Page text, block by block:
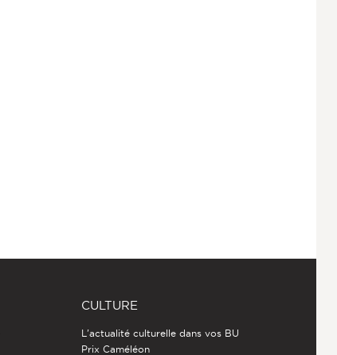
CULTURE
L'actualité culturelle dans vos BU
Prix Caméléon